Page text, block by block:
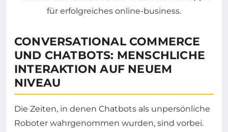
CONVERSATIONAL COMMERCE
UND CHATBOTS: MENSCHLICHE
INTERAKTION AUF NEUEM
NIVEAU
Die Zeiten, in denen Chatbots als unpersönliche
Roboter wahrgenommen wurden, sind vorbei.